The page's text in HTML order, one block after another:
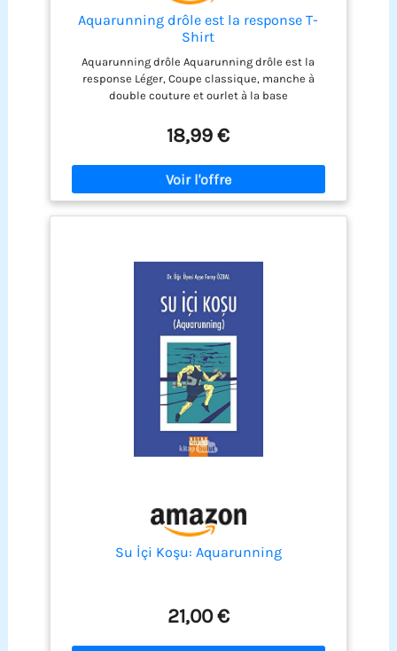
Aquarunning drôle est la response T-
Shirt
Aquarunning drôle Aquarunning drôle est la
response Léger, Coupe classique, manche à
double couture et ourlet à la base
18,99 €
Su İçi Koşu: Aquarunning
21,00 €